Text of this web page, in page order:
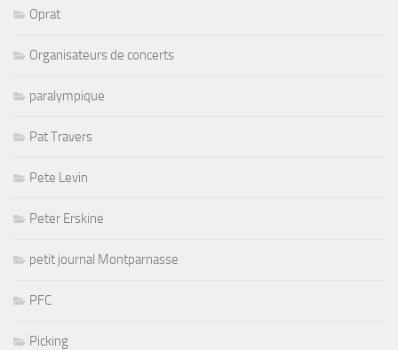
Oprat
Organisateurs de concerts
paralympique
Pat Travers
Pete Levin
Peter Erskine
petit journal Montparnasse
PFC
Picking